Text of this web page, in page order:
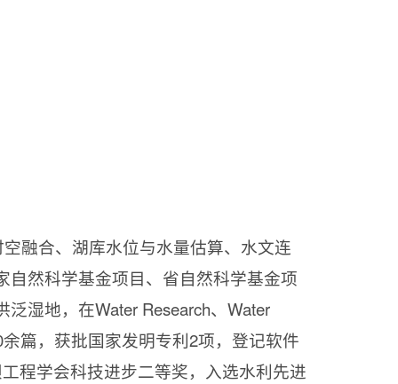
融合、湖库水位与水量估算、水文连
然科学基金项目、省自然科学基金项
泛湿地，在Water Research、 Water
余篇，获批国家发明专利2项，登记软件
程学会科技进步二等奖，入选水利先进